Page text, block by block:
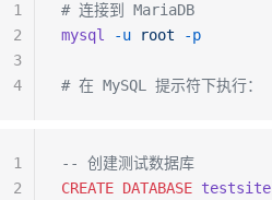
# 连接到 MariaDB
mysql
-u root -p
# 在 MySQL 提示符下执行：
1
2
3
4
-- 创建测试数据库
CREATE DATABASE testsite
1
2